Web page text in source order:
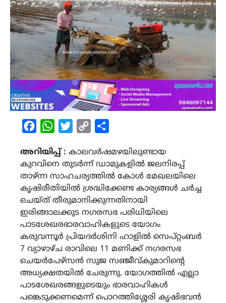
FacebookWhatsAppTwitterCopy
അറിയിപ്പ് : കാലവർഷമഴയിലുണ്ടായ
കുറവിനെ തുടർന്ന് ഡാമുകളിൽ ജലനിരപ്പ്
താഴ്ന്ന സാഹചര്യത്തിൽ കോൾ മേഖലയിലെ
കൃഷിരീതിയിൽ ശ്രദ്ധിക്കേണ്ട കാര്യങ്ങൾ ചർച്ച
ചെയ്ത് തീരുമാനിക്കുന്നതിനായി
ഇരിങ്ങാലക്കുട നഗരസഭ പരിധിയിലെ
പാടശേഖരഭാരവാഹികളുടെ യോഗം
കരുവന്നൂർ പ്രിയദർശിനി ഹാളിൽ സെപ്റ്റംബർ
7 വ്യാഴാഴ്ച രാവിലെ 11 മണിക്ക് നഗരസഭ
ചെയർപേഴ്സൻ സുജ സഞ്ജീവ്കുമാറിന്‍റെ
അധ്യക്ഷതയിൽ ചേരുന്നു. യോഗത്തിൽ എല്ലാ
പാടശേഖരങ്ങളുടെയും ഭാരവാഹികൾ
പങ്കെടുക്കണമെന്ന് പൊറത്തിശ്ശേരി കൃഷിഭവൻ